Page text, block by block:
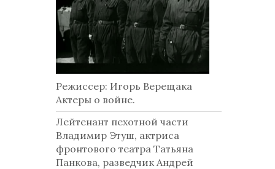
Режиссер: Игорь Верещака
Актеры о войне.
Лейтенант пехотной части
Владимир Этуш, актриса
фронтового театра Татьяна
Панкова, разведчик Андрей